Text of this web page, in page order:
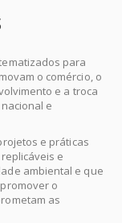
para
o comércio, o
e a troca
e
e práticas
e
ambiental e que
o
as